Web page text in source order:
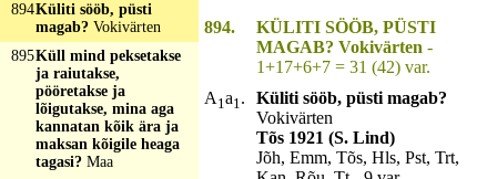
894Küliti sööb, püsti
magab? Vokivärten
895Küll mind peksetakse
ja raiutakse,
pööretakse ja
lõigutakse, mina aga
kannatan kõik ära ja
maksan kõigile heaga
tagasi? Maa
894.
KÜLITI SÖÖB, PÜSTI
MAGAB? Vokivärten -
1+17+6+7 = 31 (42) var.
A 1a1.
Küliti sööb, püsti magab?
Vokivärten
Tõs 1921 (S. Lind)
Jõh, Emm, Tõs, Hls, Pst, Trt,